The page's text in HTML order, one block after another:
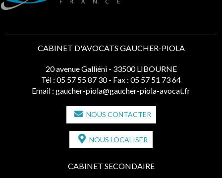
CABINET D'AVOCATS GAUCHER-PIOLA
20 avenue Galliéni - 33500 LIBOURNE
Tél : 05 57 55 87 30 - Fax : 05 57 51 73 64
Email : gaucher-piola@gaucher-piola-avocat.fr
NOUS CONTACTER
NOUS LOCALISER
CABINET SECONDAIRE